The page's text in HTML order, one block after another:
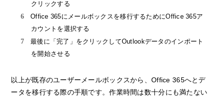
クリックする
Office 365にメールボックスを移行するためにOffice 365ア
カウントを選択する
最後に「完了」をクリックしてOutlookデータのインポート
を開始させる
以上が既存のユーザーメールボックスから、Office 365へとデ
ータを移行する際の手順です。作業時間は数十分にも満たない